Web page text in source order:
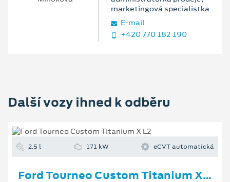
marketingová specialistka
E‑mail
+420 770 182 190
Další vozy ihned k odběru
2.5 l 171 kW eCVT automatická
Ford Tourneo Custom Titanium X L2